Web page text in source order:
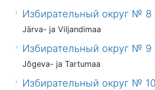
Избирательный округ № 8
Järva- ja Viljandimaa
Избирательный округ № 9
Jõgeva- ja Tartumaa
Избирательный округ № 10